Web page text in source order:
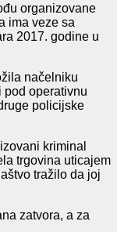
organizovane
ima veze sa
2017. godine u
načelniku
pod operativnu
policijske
kriminal
trgovina uticajem
tražilo da joj
zatvora, a za